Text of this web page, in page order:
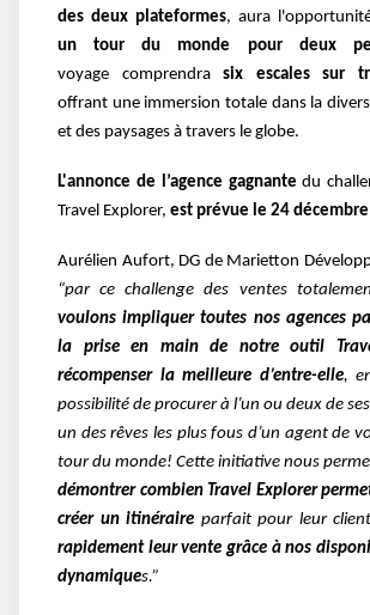
des deux plateformes, aura
un tour du monde pour deux
voyage comprendrasix escales sur
offrant une immersion totale dans la
et des paysages à travers le globe.
L'annonce de l’agence gagnante du
Travel Explorer, est prévue le 24
Aurélien Aufort, DG de Marietton
“par ce challenge des ventes
voulons impliquer toutes nos agences
la prise en main de notre outil
récompenser la meilleure d’entre-elle,
possibilité de procurer à l’un ou deux de
un des rêves les plus fous d’un agent de
tour du monde! Cette initiative nous
démontrer combien Travel Explorer
créer un itinéraire parfait pour leur
rapidement leur vente grâce à nos
dynamiques.”